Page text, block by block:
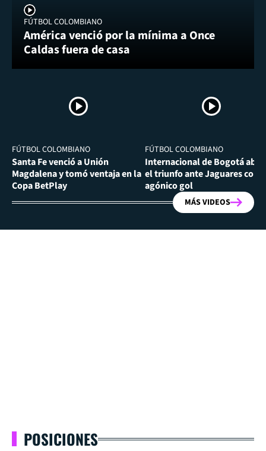
FÚTBOL COLOMBIANO
América venció por la mínima a Once
Caldas fuera de casa
FÚTBOL COLOMBIANO
Santa Fe venció a Unión
Magdalena y tomó ventaja en la
Copa BetPlay
FÚTBOL COLOMBIANO
Internacional de Bogotá
el triunfo ante Jaguares con
agónico gol
MÁS VIDEOS
POSICIONES